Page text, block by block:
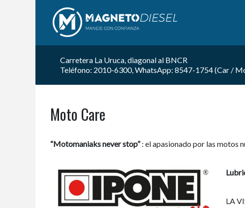
Carretera La Uruca, diagonal al BNCR
Teléfono: 2010-6300, WhatsApp: 8547-1754 (Car /
Moto Care
“Motomaniaks never stop”: el apasionado por las motos
LA